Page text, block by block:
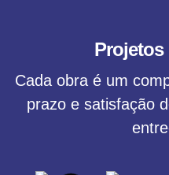
Projetos
Cada obra é um
prazo e satisfação